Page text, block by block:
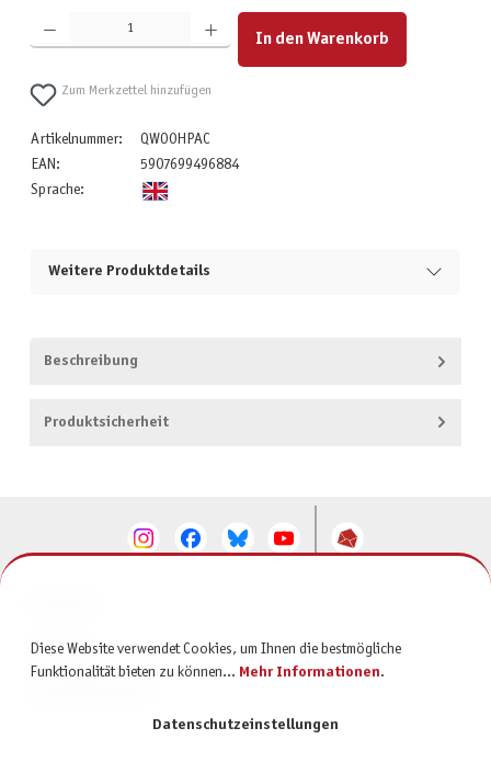
Produkt Anzahl: Gib den gewünschten Wert ein oder benutze die Schaltflächen um die Anzahl zu
In den Warenkorb
Zum Merkzettel hinzufügen
Artikelnummer:
QWO0HPAC
EAN:
5907699496884
Sprache:
Weitere Produktdetails
Beschreibung
Produktsicherheit
SERVICE
Diese Website verwendet Cookies, um Ihnen die bestmögliche
Funktionalität bieten zu können... Mehr Informationen.
Datenschutzeinstellungen